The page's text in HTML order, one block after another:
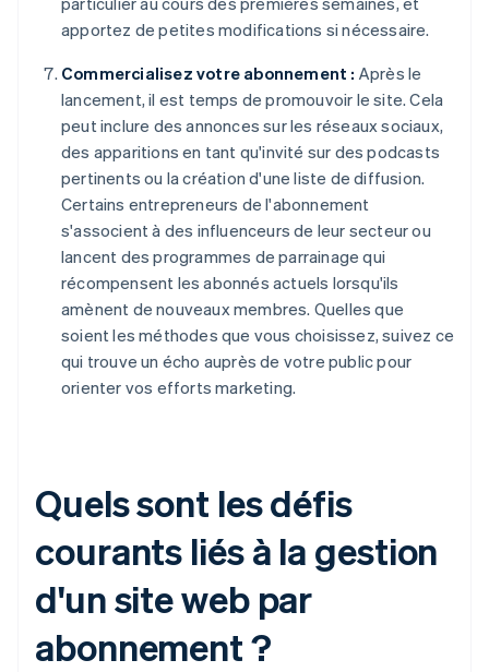
apportez de petites modifications si nécessaire.
Commercialisez votre abonnement : Après le
lancement, il est temps de promouvoir le site. Cela
peut inclure des annonces sur les réseaux sociaux,
des apparitions en tant qu'invité sur des podcasts
pertinents ou la création d'une liste de diffusion.
Certains entrepreneurs de l'abonnement
s'associent à des influenceurs de leur secteur ou
lancent des programmes de parrainage qui
récompensent les abonnés actuels lorsqu'ils
amènent de nouveaux membres. Quelles que
soient les méthodes que vous choisissez, suivez ce
qui trouve un écho auprès de votre public pour
orienter vos efforts marketing.
Quels sont les défis
courants liés à la gestion
d'un site web par
abonnement ?